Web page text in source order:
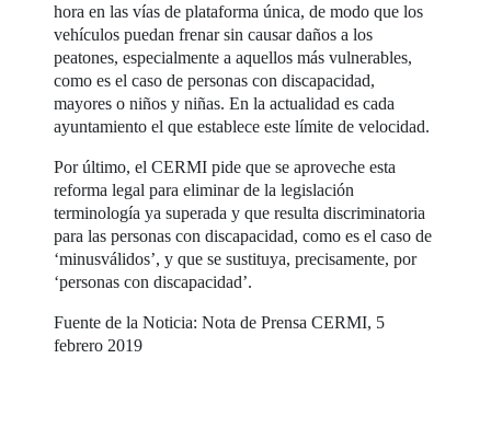
hora en las vías de plataforma única, de modo que los
vehículos puedan frenar sin causar daños a los
peatones, especialmente a aquellos más vulnerables,
como es el caso de personas con discapacidad,
mayores o niños y niñas. En la actualidad es cada
ayuntamiento el que establece este límite de velocidad.
Por último, el CERMI pide que se aproveche esta
reforma legal para eliminar de la legislación
terminología ya superada y que resulta discriminatoria
para las personas con discapacidad, como es el caso de
‘minusválidos’, y que se sustituya, precisamente, por
‘personas con discapacidad’.
Fuente de la Noticia: Nota de Prensa CERMI, 5
febrero 2019